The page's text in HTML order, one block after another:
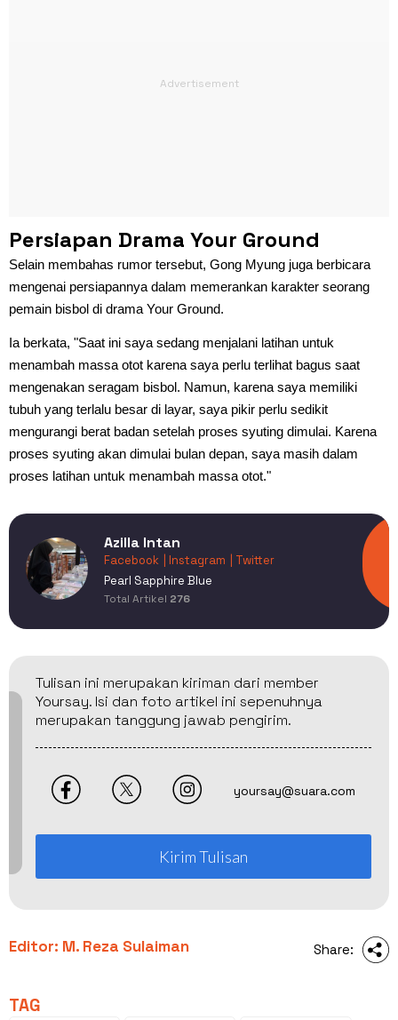
Persiapan Drama Your Ground
Selain membahas rumor tersebut, Gong Myung juga berbicara
mengenai persiapannya dalam memerankan karakter seorang
pemain bisbol di drama Your Ground.
Ia berkata, "Saat ini saya sedang menjalani latihan untuk
menambah massa otot karena saya perlu terlihat bagus saat
mengenakan seragam bisbol. Namun, karena saya memiliki
tubuh yang terlalu besar di layar, saya pikir perlu sedikit
mengurangi berat badan setelah proses syuting dimulai. Karena
proses syuting akan dimulai bulan depan, saya masih dalam
proses latihan untuk menambah massa otot."
Azilla Intan
Facebook | Instagram
| Twitter
Pearl Sapphire Blue
Total Artikel 276
Tulisan ini merupakan kiriman dari member
Yoursay. Isi dan foto artikel ini sepenuhnya
merupakan tanggung jawab pengirim.
yoursay@suara.com
Kirim Tulisan
Editor: M. Reza Sulaiman Share:
TAG